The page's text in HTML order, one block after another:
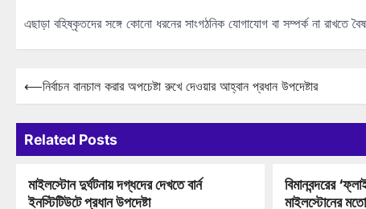
এছাড়া বহিষ্কৃতদের সঙ্গে কোনো ধরনের সাংগঠনিক যোগাযোগ বা সম্পর্ক না রাখতে
Post
⟵নির্বাচন বানচাল করার অপচেষ্টা রুখে দেওয়ার আহ্বান প্রধান উপদেষ্টার
Related Posts
মাইলস্টোন দুর্ঘটনায় দগ্ধদের দেখতে বার্ন
ইনস্টিটিউটে প্রধান উপদেষ্টা
বিমানবন্দরের
মাইলস্টোনের